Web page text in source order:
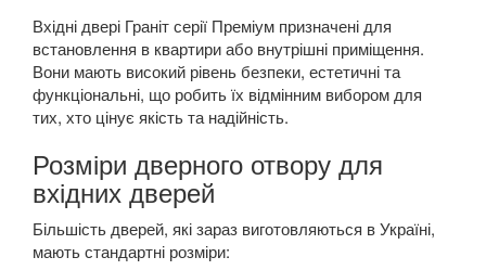
Вхідні двері Граніт серії Преміум призначені для
встановлення в квартири або внутрішні приміщення.
Вони мають високий рівень безпеки, естетичні та
функціональні, що робить їх відмінним вибором для
тих, хто цінує якість та надійність.
Розміри дверного отвору для
вхідних дверей
Більшість дверей, які зараз виготовляються в Україні,
мають стандартні розміри: